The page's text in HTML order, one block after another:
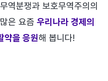
역분쟁과 보호무역주의의
은 요즘 우리나라 경제의
약을 응원해 봅니다!